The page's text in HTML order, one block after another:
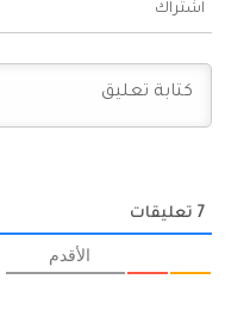
اشتراك
7 تعليقات
الأقدم